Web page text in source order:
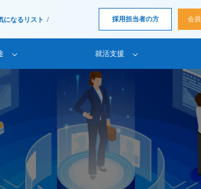
になるリスト 採用担当者の方
会
就活支援